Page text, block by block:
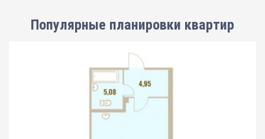
Популярные планировки квартир